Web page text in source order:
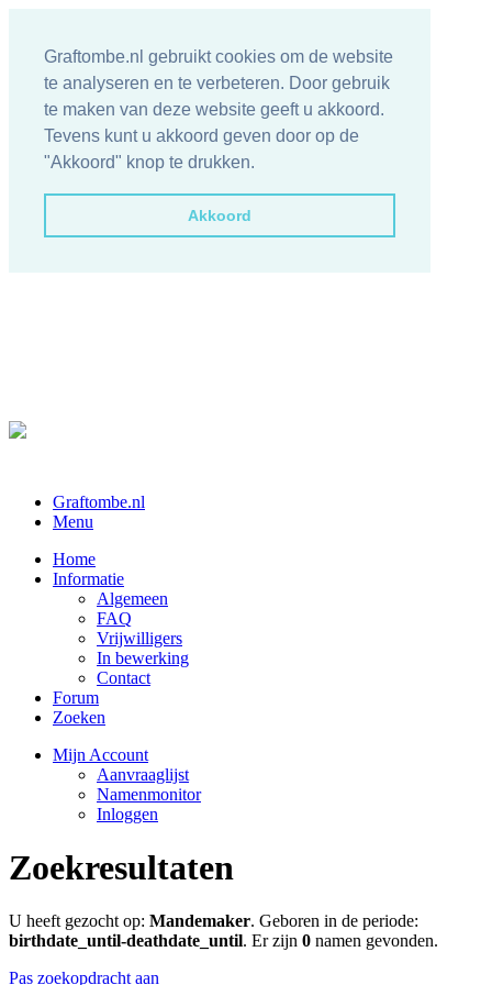
Graftombe.nl gebruikt cookies om de website
te analyseren en te verbeteren. Door gebruik
te maken van deze website geeft u akkoord.
Tevens kunt u akkoord geven door op de
"Akkoord" knop te drukken.
Akkoord
Graftombe.nl
Menu
Home
Informatie
Algemeen
FAQ
Vrijwilligers
In bewerking
Contact
Forum
Zoeken
Mijn Account
Aanvraaglijst
Namenmonitor
Inloggen
Zoekresultaten
U heeft gezocht op: Mandemaker. Geboren in de periode:
birthdate_until-deathdate_until. Er zijn 0 namen gevonden.
Pas zoekopdracht aan